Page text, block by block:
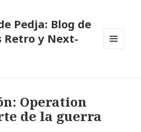
Pedja: Blog de
Retro y Next-
Operation
de la guerra